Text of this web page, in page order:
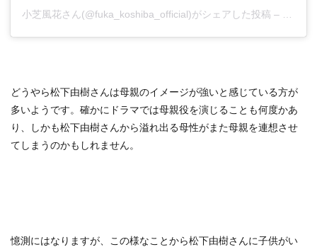
小芝風花さん(@fuka_koshiba_official)がシェアした投稿 –
どうやら松下由樹さんは母親のイメージが強いと感じている方が
多いようです。確かにドラマでは母親役を演じることも何度かあ
り、しかも松下由樹さんから溢れ出る母性がまた母親を連想させ
てしまうのかもしれません。
憶測にはなりますが、この様なことから松下由樹さんに子供がい